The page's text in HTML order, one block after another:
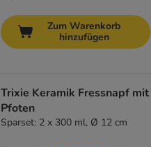
Zum Warenkorb
hinzufügen
Trixie Keramik Fressnapf mit
Pfoten
Sparset: 2 x 300 ml, Ø 12 cm